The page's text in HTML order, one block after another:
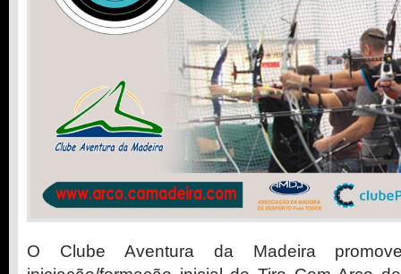
O Clube Aventura da Madeira